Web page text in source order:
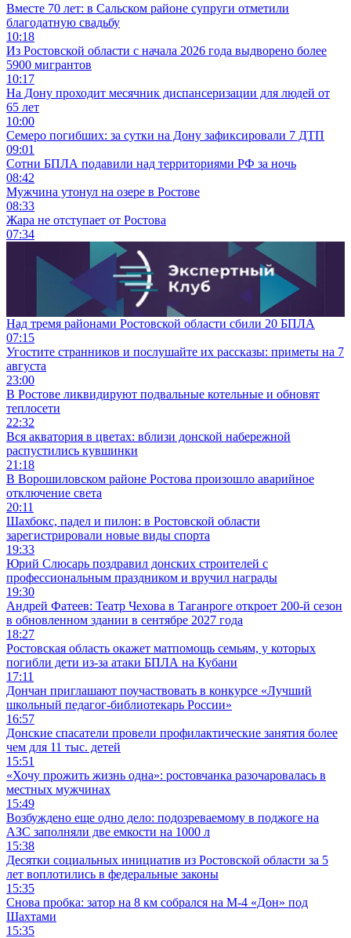
Вместе 70 лет: в Сальском районе супруги отметили
благодатную свадьбу
10:18
Из Ростовской области с начала 2026 года выдворено более
5900 мигрантов
10:17
На Дону проходит месячник диспансеризации для людей от
65 лет
10:00
Семеро погибших: за сутки на Дону зафиксировали 7 ДТП
09:01
Сотни БПЛА подавили над территориями РФ за ночь
08:42
Мужчина утонул на озере в Ростове
08:33
Жара не отступает от Ростова
07:34
Над тремя районами Ростовской области сбили 20 БПЛА
07:15
Угостите странников и послушайте их рассказы: приметы на 7
августа
23:00
В Ростове ликвидируют подвальные котельные и обновят
теплосети
22:32
Вся акватория в цветах: вблизи донской набережной
распустились кувшинки
21:18
В Ворошиловском районе Ростова произошло аварийное
отключение света
20:11
Шахбокс, падел и пилон: в Ростовской области
зарегистрировали новые виды спорта
19:33
Юрий Слюсарь поздравил донских строителей с
профессиональным праздником и вручил награды
19:30
Андрей Фатеев: Театр Чехова в Таганроге откроет 200-й сезон
в обновленном здании в сентябре 2027 года
18:27
Ростовская область окажет матпомощь семьям, у которых
погибли дети из-за атаки БПЛА на Кубани
17:11
Дончан приглашают поучаствовать в конкурсе «Лучший
школьный педагог-библиотекарь России»
16:57
Донские спасатели провели профилактические занятия более
чем для 11 тыс. детей
15:51
«Хочу прожить жизнь одна»: ростовчанка разочаровалась в
местных мужчинах
15:49
Возбуждено еще одно дело: подозреваемому в поджоге на
АЗС заполняли две емкости на 1000 л
15:38
Десятки социальных инициатив из Ростовской области за 5
лет воплотились в федеральные законы
15:35
Снова пробка: затор на 8 км собрался на М-4 «Дон» под
Шахтами
15:35